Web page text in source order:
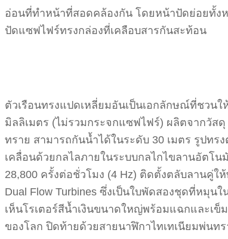
อ่อนที่ทำหน้าที่สอดคล้องกัน โดยหน้าปัดย่อยทั้ง
ปัดแซฟไฟร์ทรงกล่องที่เคลือบสารกันสะท้อน
ตัวเรือนทรงแปดเหลี่ยมอันเป็นเอกลักษณ์ที่ชวนใ
มิลลิเมตร (ไม่รวมกระจกแซฟไฟร์) ผลิตจากวัส
ทราย สามารถกันน้ำได้ในระดับ 30 เมตร รูปท
เคลื่อนด้วยกลไลภายในระบบกลไกไขลานอัตโน
28,800 ครั้งต่อชั่วโมง (4 Hz) ติดตั้งตลับลานคู่
Dual Flow Turbines ซึ่งเป็นใบพัดสองชุดที่หมุน
เห็นโรเตอร์สีน้ำเงินขนาดใหญ่พร้อมแฉกและเ
ของโลก ปิดท้ายด้วยสายนาฬิกาไทเทเนียมพ่นท